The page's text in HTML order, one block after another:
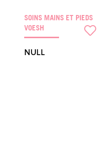
SOINS MAINS ET PIEDS
VOESH
NULL